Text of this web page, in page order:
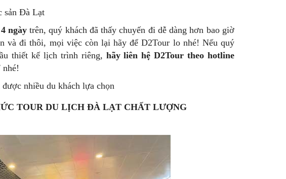
sản Đà Lạt
ngàytrên, quý khách đã thấy chuyến đi dễ dàng hơn bao giờ
và đi thôi, mọi việc còn lại hãy để D2Tour lo nhé! Nếu quý
thiết kế lịch trình riêng, hãy liên hệ D2Tour theo hotline
được nhiều du khách lựa chọn
TOUR DU LỊCH ĐÀ LẠT CHẤT LƯỢNG